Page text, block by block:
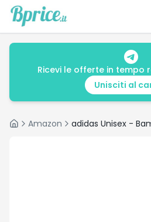
Ricevi le offerte in tempo
Unisciti al
HomeAmazon